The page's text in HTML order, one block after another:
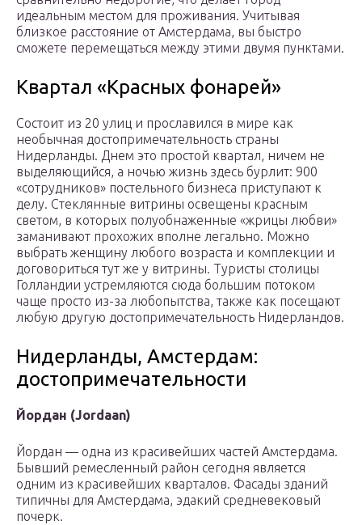
идеальным местом для проживания. Учитывая
близкое расстояние от Амстердама, вы быстро
сможете перемещаться между этими двумя пунктами.
Квартал «Красных фонарей»
Состоит из 20 улиц и прославился в мире как
необычная достопримечательность страны
Нидерланды. Днем это простой квартал, ничем не
выделяющийся, а ночью жизнь здесь бурлит: 900
«сотрудников» постельного бизнеса приступают к
делу. Стеклянные витрины освещены красным
светом, в которых полуобнаженные «жрицы любви»
заманивают прохожих вполне легально. Можно
выбрать женщину любого возраста и комплекции и
договориться тут же у витрины. Туристы столицы
Голландии устремляются сюда большим потоком
чаще просто из-за любопытства, также как посещают
любую другую достопримечательность Нидерландов.
Нидерланды, Амстердам:
достопримечательности
Йордан (Jordaan)
Йордан — одна из красивейших частей Амстердама.
Бывший ремесленный район сегодня является
одним из красивейших кварталов. Фасады зданий
типичны для Амстердама, эдакий средневековый
почерк.